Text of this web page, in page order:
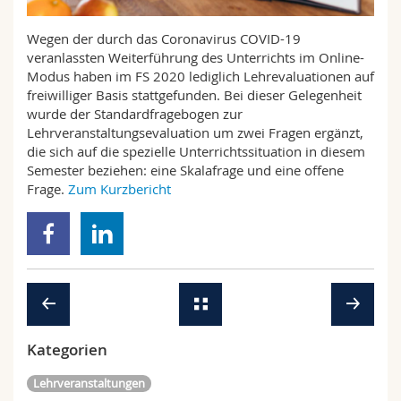
Math.-Nat. und Med. Fak.
Interfakultär
Mitarbeitende
Doktorierende
Webmail
Vorlesungsverzeichnis
MyUnifr
Wegen der durch das Coronavirus COVID-19
veranlassten Weiterführung des Unterrichts im Online-
Modus haben im FS 2020 lediglich Lehrevaluationen auf
freiwilliger Basis stattgefunden. Bei dieser Gelegenheit
wurde der Standardfragebogen zur
Lehrveranstaltungsevaluation um zwei Fragen ergänzt,
die sich auf die spezielle Unterrichtssituation in diesem
Semester beziehen: eine Skalafrage und eine offene
Frage. Zum Kurzbericht
Kategorien
Lehrveranstaltungen